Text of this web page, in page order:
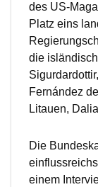
des US-
Platz eins
die
Fernández
Litauen,
Die
einem